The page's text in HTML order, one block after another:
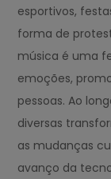
esportivos,
forma de
música é uma
emoções,
pessoas. Ao
diversas
as mudanças
avanço da